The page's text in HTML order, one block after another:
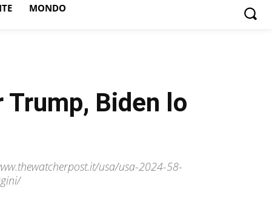
MONDO
Trump, Biden lo
usa/usa-2024-58-